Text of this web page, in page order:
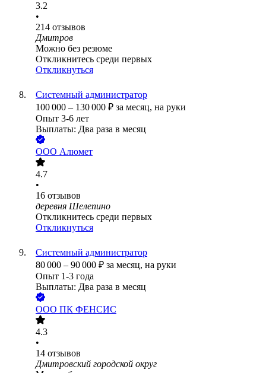
3.2
•
214 отзывов
Дмитров
Можно без резюме
Откликнитесь среди первых
Откликнуться
Системный администратор
100 000 – 130 000 ₽ за месяц, на руки
Опыт 3-6 лет
Выплаты: Два раза в месяц
ООО Алюмет
4.7
•
16 отзывов
деревня Шелепино
Откликнитесь среди первых
Откликнуться
Системный администратор
80 000 – 90 000 ₽ за месяц, на руки
Опыт 1-3 года
Выплаты: Два раза в месяц
ООО ПК ФЕНСИС
4.3
•
14 отзывов
Дмитровский городской округ